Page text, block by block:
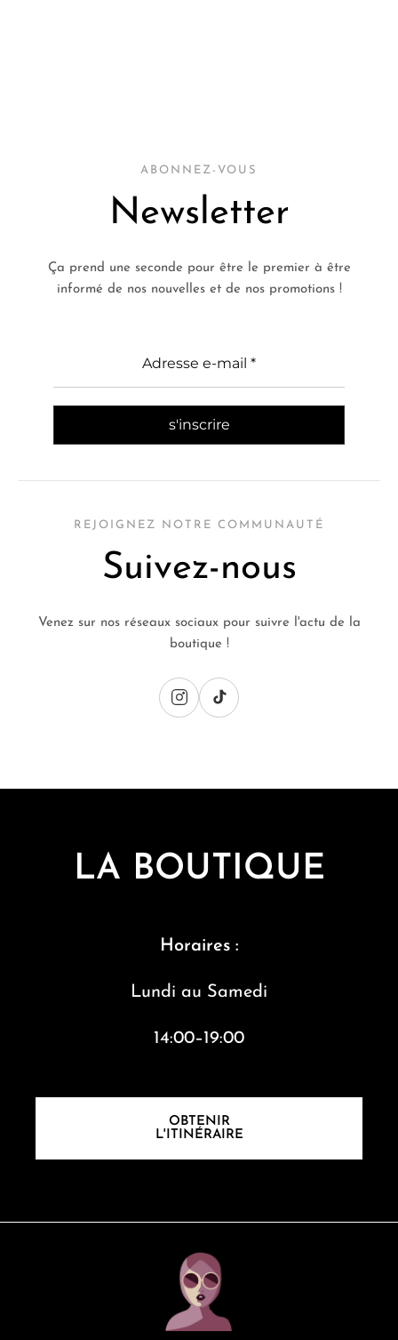
ABONNEZ-VOUS
Newsletter
Ça prend une seconde pour être le premier à être
informé de nos nouvelles et de nos promotions !
REJOIGNEZ NOTRE COMMUNAUTÉ
Suivez-nous
Venez sur nos réseaux sociaux pour suivre l'actu de la
boutique !
LA BOUTIQUE
Horaires :
Lundi au Samedi
14:00–19:00
OBTENIR
L'ITINÉRAIRE